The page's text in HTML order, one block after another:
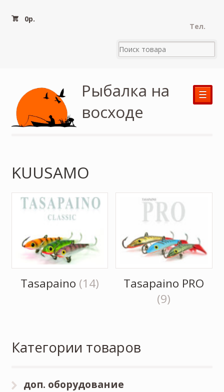
Тел.
0р.
Рыбалка на
восходе
☰
KUUSAMO
Tasapaino (14)
Tasapaino PRO
(9)
Категории товаров
доп. оборудование